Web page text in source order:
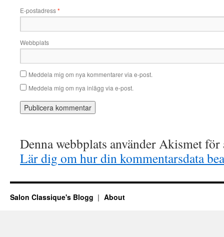
E-postadress*
Webbplats
Meddela mig om nya kommentarer via e-post.
Meddela mig om nya inlägg via e-post.
Denna webbplats använder Akismet
Lär dig om hur din kommentarsdata
Salon Classique's Blogg About